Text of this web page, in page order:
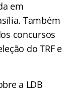
em
Também
concursos
do TRF e
a LDB